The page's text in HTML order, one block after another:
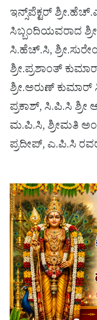
ಇನ್ಸ್‌ಪೆಕ್ಟರ್
ಸಿಬ್ಬಂದಿಯವರಾದ
ಸಿ.ಹೆಚ್.ಸಿ,
ಶ್ರೀ.ಪ್ರಶಾಂತ್
ಶ್ರೀ.ಅರುಣ್ ಕುಮಾರ್
ಪ್ರಕಾಶ್, ಸಿ.ಪಿ.ಸಿ
ಮ.ಪಿ.ಸಿ, ಶ್ರೀಮತಿ
ಪ್ರದೀಪ್, ಎ.ಪಿ.ಸಿ